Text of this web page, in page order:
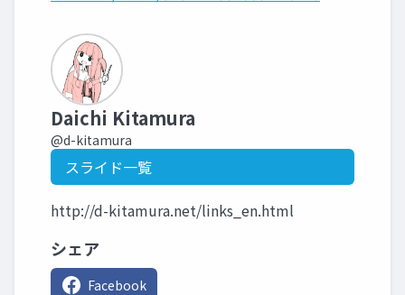
Daichi Kitamura
@d-kitamura
スライド一覧
http://d-kitamura.net/links_en.html
シェア
Facebook